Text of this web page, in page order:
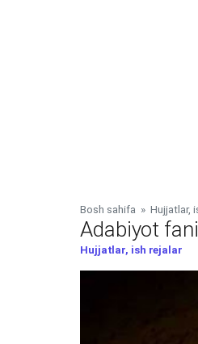
Bosh sahifa » Hujjatlar,
Adabiyot
Hujjatlar, ish rejalar